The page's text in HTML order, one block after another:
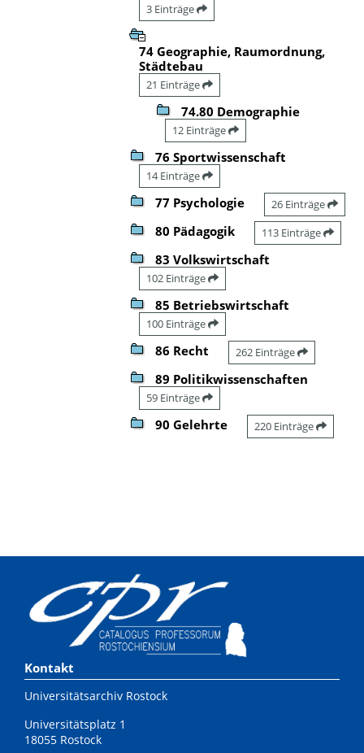
3 Einträge
74 Geographie, Raumordnung,
Städtebau
21 Einträge
74.80 Demographie
12 Einträge
76 Sportwissenschaft
14 Einträge
77 Psychologie 26 Einträge
80 Pädagogik 113 Einträge
83 Volkswirtschaft
102 Einträge
85 Betriebswirtschaft
100 Einträge
86 Recht 262 Einträge
89 Politikwissenschaften
59 Einträge
90 Gelehrte 220 Einträge
Kontakt
Universitätsarchiv Rostock
Universitätsplatz 1
18055 Rostock